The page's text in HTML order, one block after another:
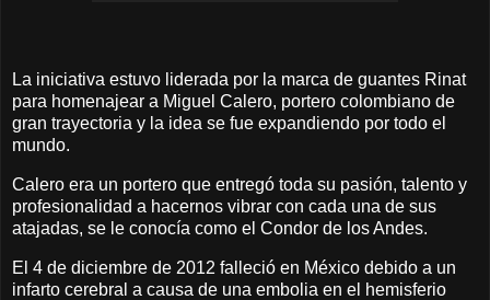
La iniciativa estuvo liderada por la marca de guantes Rinat
para homenajear a Miguel Calero, portero colombiano de
gran trayectoria y la idea se fue expandiendo por todo el
mundo.
Calero era un portero que entregó toda su pasión, talento y
profesionalidad a hacernos vibrar con cada una de sus
atajadas, se le conocía como el Condor de los Andes.
El 4 de diciembre de 2012 falleció en México debido a un
infarto cerebral a causa de una embolia en el hemisferio